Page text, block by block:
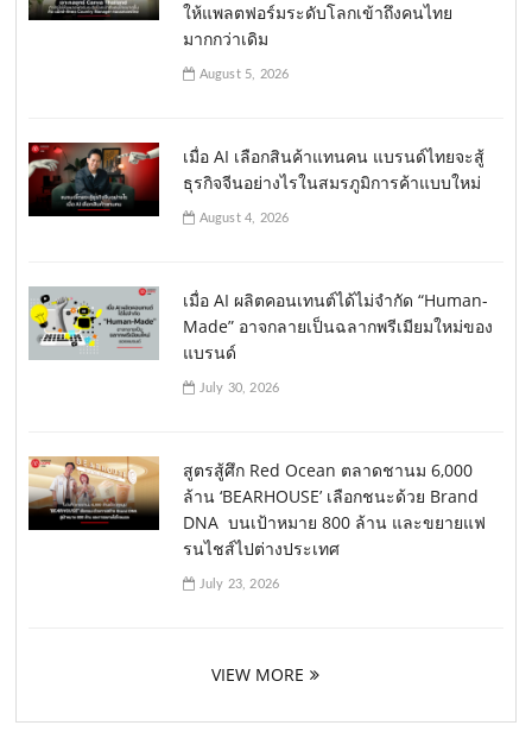
ให้แพลตฟอร์มระดับโลกเข้าถึงคนไทย
มากกว่าเดิม
August 5, 2026
เมื่อ AI เลือกสินค้าแทนคน แบรนด์ไทยจะสู้
ธุรกิจจีนอย่างไรในสมรภูมิการค้าแบบใหม่
August 4, 2026
เมื่อ AI ผลิตคอนเทนต์ได้ไม่จำกัด “Human-
Made” อาจกลายเป็นฉลากพรีเมียมใหม่ของ
แบรนด์
July 30, 2026
สูตรสู้ศึก Red Ocean ตลาดชานม 6,000
ล้าน ‘BEARHOUSE’ เลือกชนะด้วย Brand
DNA บนเป้าหมาย 800 ล้าน และขยายแฟ
รนไชส์ไปต่างประเทศ
July 23, 2026
VIEW MORE